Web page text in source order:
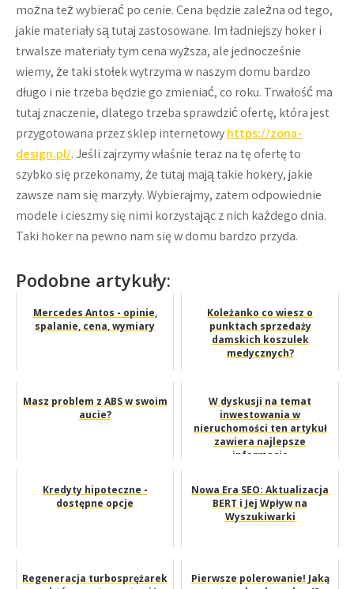
można też wybierać po cenie. Cena będzie zależna od tego,
jakie materiały są tutaj zastosowane. Im ładniejszy hoker i
trwalsze materiały tym cena wyższa, ale jednocześnie
wiemy, że taki stołek wytrzyma w naszym domu bardzo
długo i nie trzeba będzie go zmieniać, co roku. Trwałość ma
tutaj znaczenie, dlatego trzeba sprawdzić ofertę, która jest
przygotowana przez sklep internetowyhttps://zona-
design.pl/. Jeśli zajrzymy właśnie teraz na tę ofertę to
szybko się przekonamy, że tutaj mają takie hokery, jakie
zawsze nam się marzyły. Wybierajmy, zatem odpowiednie
modele i cieszmy się nimi korzystając z nich każdego dnia.
Taki hoker na pewno nam się w domu bardzo przyda.
Podobne artykuły:
Mercedes Antos - opinie,
spalanie, cena, wymiary
Koleżanko co wiesz o
punktach sprzedaży
damskich koszulek
medycznych?
Masz problem z ABS w swoim
aucie?
W dyskusji na temat
inwestowania w
nieruchomości ten artykuł
zawiera najlepsze
informacje
Kredyty hipoteczne -
dostępne opcje
Nowa Era SEO: Aktualizacja
BERT i Jej Wpływ na
Wyszukiwarki
Regeneracja turbosprężarek
Pierwsze polerowanie! Jaką